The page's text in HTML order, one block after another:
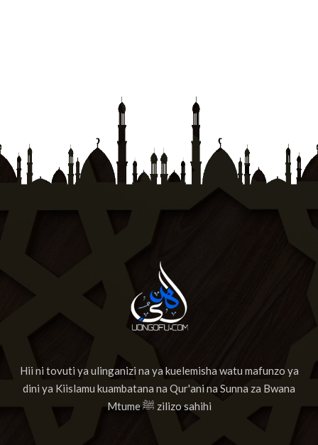
Hii ni tovuti ya ulinganizi na ya kuelemisha watu mafunzo ya
dini ya Kiislamu kuambatana na Qur'ani na Sunna za Bwana
Mtume ﷺ zilizo sahihi